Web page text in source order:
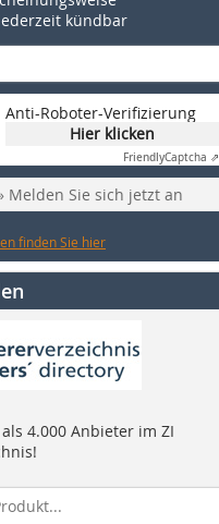
kündbar
Anti-Roboter-Verifizierung
Hier klicken
FriendlyCaptcha ⇗
Melden Sie sich jetzt an
finden Sie hier
4.000 Anbieter im ZI